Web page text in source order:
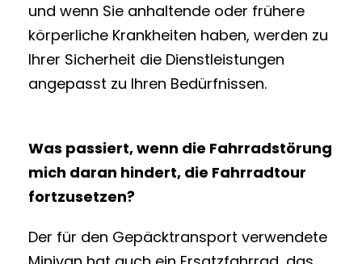
und wenn Sie anhaltende oder frühere
körperliche Krankheiten haben, werden zu
Ihrer Sicherheit die Dienstleistungen
angepasst zu Ihren Bedürfnissen.
Was passiert, wenn die Fahrradstörung
mich daran hindert, die Fahrradtour
fortzusetzen?
Der für den Gepäcktransport verwendete